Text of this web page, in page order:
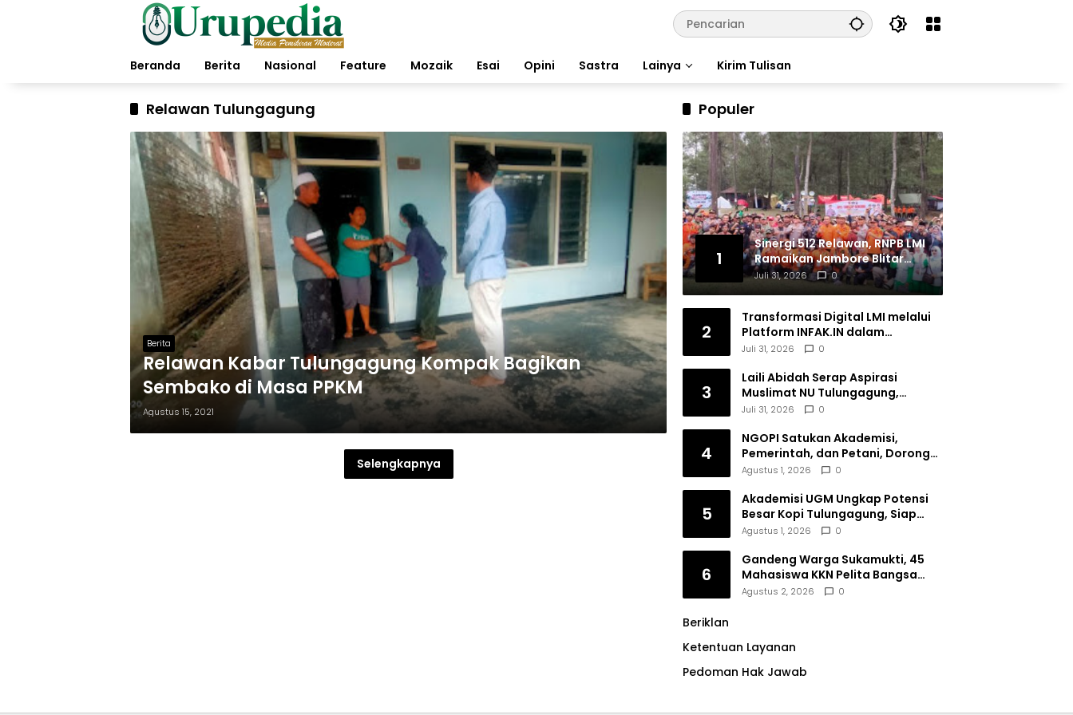
Beranda
Berita Nasional Feature Mozaik Esai Opini Sastra Lainya Kirim Tulisan
Relawan Tulungagung
Berita
Relawan Kabar Tulungagung Kompak Bagikan
Sembako di Masa PPKM
Agustus 15, 2021
Selengkapnya
Populer
1
Sinergi 512 Relawan, RNPB LMI
Ramaikan Jambore Blitar
Raya 2026
Juli 31, 2026 0
2
Transformasi Digital LMI melalui
Platform INFAK.IN dalam
Meningkatkan Penghimpunan
Juli 31, 2026 0
3
Laili Abidah Serap Aspirasi
Muslimat NU Tulungagung,
Dorong Penguatan Peran
Juli 31, 2026 0
4
NGOPI Satukan Akademisi,
Pemerintah, dan Petani, Dorong
Konservasi Hutan serta Daya
Agustus 1, 2026 0
5
Akademisi UGM Ungkap Potensi
Besar Kopi Tulungagung, Siap
Bersaing di Pasar Nasional hingga
Agustus 1, 2026 0
6
Gandeng Warga Sukamukti, 45
Mahasiswa KKN Pelita Bangsa
Bersihkan Drainase Desa
Agustus 2, 2026 0
Beriklan
Ketentuan Layanan
Pedoman Hak Jawab